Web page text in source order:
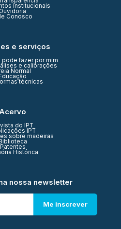
Institucionais
Ouvidoria
Conosco
e serviços
pode fazer por mim
e calibrações
Normal
Educação
técnicas
Acervo
do IPT
IPT
sobre madeiras
Biblioteca
Patentes
Histórica
nossa newsletter
Me inscrever